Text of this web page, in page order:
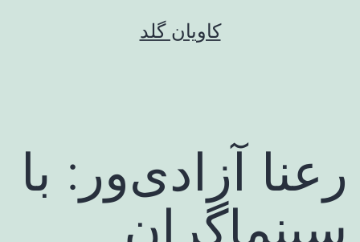
کاویان گلد
رعنا آزادی‌ور: با
سینماگران